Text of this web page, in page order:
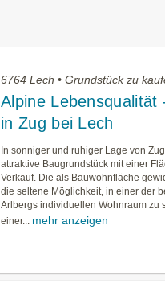
6764 Lech • Grundstück zu
Alpine Lebensqualität
in Zug bei Lech
In sonniger und ruhiger Lage von
attraktive Baugrundstück mit einer
Verkauf. Die als Bauwohnfläche
die seltene Möglichkeit, in einer der
Arlbergs individuellen Wohnraum zu
einer... mehr anzeigen